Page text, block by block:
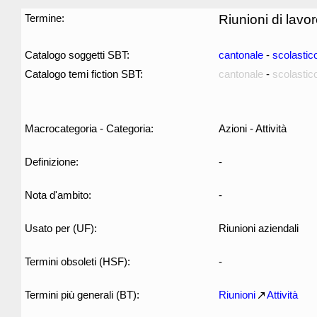
Termine: Riunioni di
Catalogo soggetti SBT: cantonale -
Catalogo temi fiction SBT:
cantonale -
Macrocategoria - Categoria: Azioni - Attività
Definizione: -
Nota d'ambito: -
Usato per (UF): Riunioni aziendali
Termini obsoleti (HSF): -
Termini più generali (BT): Riunioni Attività